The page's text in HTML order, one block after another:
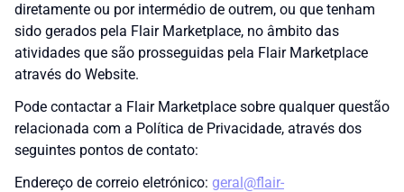
diretamente ou por intermédio de outrem, ou que tenham
sido gerados pela Flair Marketplace, no âmbito das
atividades que são prosseguidas pela Flair Marketplace
através do Website.
Pode contactar a Flair Marketplace sobre qualquer questão
relacionada com a Política de Privacidade, através dos
seguintes pontos de contato:
Endereço de correio eletrónico: geral@flair-